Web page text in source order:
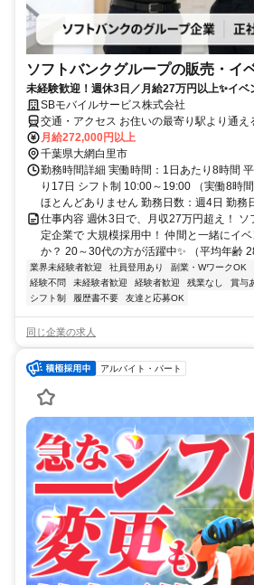
ソフトバンクグループの販売・イ
未経験歓迎！週休3日／月給27万円以上✨イベ
SBモバイルサービス株式会社
交通・アクセス お住いの最寄り駅より通え
月給272,000円以上
千葉県大網白里市
勤務時間詳細 実働時間：1日あたり8時間
り17日 シフト制 10:00～19:00 （実働8時
ほとんどありません 勤務日数：週4日 勤務
仕事内容 週休3日で、月収27万円超え！
定企業で 大規模採用中！ 仲間と一緒にイ
か？ 20～30代の方が活躍中✨ （平均年齢
業界未経験者歓迎 社員登用あり 副業・WワークOK
経験不問
未経験者歓迎 経験者歓迎 残業なし 賞与
シフト制
履歴書不要 友達と応募OK
同じ企業の求人
アルバイト・パート